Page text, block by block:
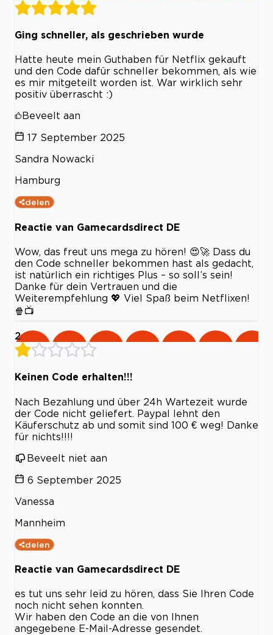
Ging schneller, als geschrieben wurde
Hatte heute mein Guthaben für Netflix gekauft
und den Code dafür schneller bekommen, als wie
es mir mitgeteilt worden ist. War wirklich sehr
positiv überrascht :)
Beveelt aan
17 September 2025
Sandra Nowacki
Hamburg
delen
Reactie van Gamecardsdirect DE
Wow, das freut uns mega zu hören! 😍🚀 Dass du
den Code schneller bekommen hast als gedacht,
ist natürlich ein richtiges Plus – so soll’s sein!
Danke für dein Vertrauen und die
Weiterempfehlung 💖 Viel Spaß beim Netflixen!
🍿📺
2
Keinen Code erhalten!!!
Nach Bezahlung und über 24h Wartezeit wurde
der Code nicht geliefert. Paypal lehnt den
Käuferschutz ab und somit sind 100 € weg! Danke
für nichts!!!!
Beveelt niet aan
6 September 2025
Vanessa
Mannheim
delen
Reactie van Gamecardsdirect DE
es tut uns sehr leid zu hören, dass Sie Ihren Code
noch nicht sehen konnten.
Wir haben den Code an die von Ihnen
angegebene E-Mail-Adresse gesendet.